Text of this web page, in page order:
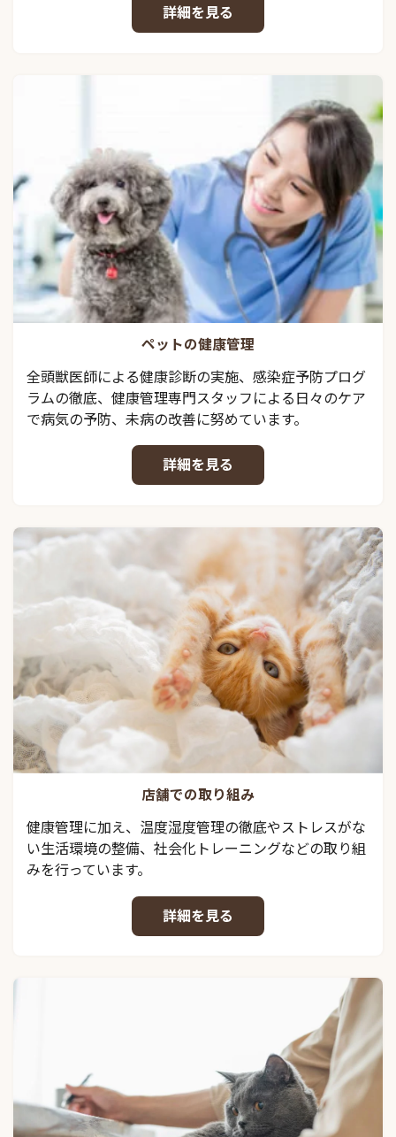
詳細を見る
ペットの健康管理
全頭獣医師による健康診断の実施、感染症予防プログ
ラムの徹底、健康管理専門スタッフによる日々のケア
で病気の予防、未病の改善に努めています。
詳細を見る
店舗での取り組み
健康管理に加え、温度湿度管理の徹底やストレスがな
い生活環境の整備、社会化トレーニングなどの取り組
みを行っています。
詳細を見る